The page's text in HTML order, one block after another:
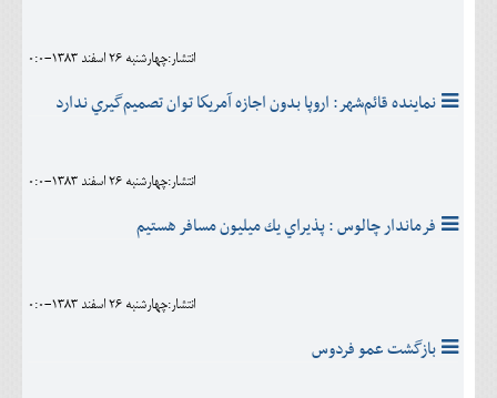
انتشار:چهارشنبه 26 اسفند 1383-0:0
نماينده‌ قائم‌‌شهر: اروپا بدون‌ اجازه‌ آمريكا توان‌ تصميم‌‌گيري‌ ندارد
انتشار:چهارشنبه 26 اسفند 1383-0:0
فرماندار چالوس : پذيراي يك ميليون مسافر هستيم
انتشار:چهارشنبه 26 اسفند 1383-0:0
بازگشت‌ عمو فردوس‌